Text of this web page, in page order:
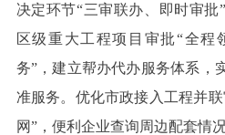
决定环节“三审联办、即时审
区级重大工程项目审批“全程
务”，建立帮办代办服务体系，
准服务。优化市政接入工程并
网”，便利企业查询周边配套情况